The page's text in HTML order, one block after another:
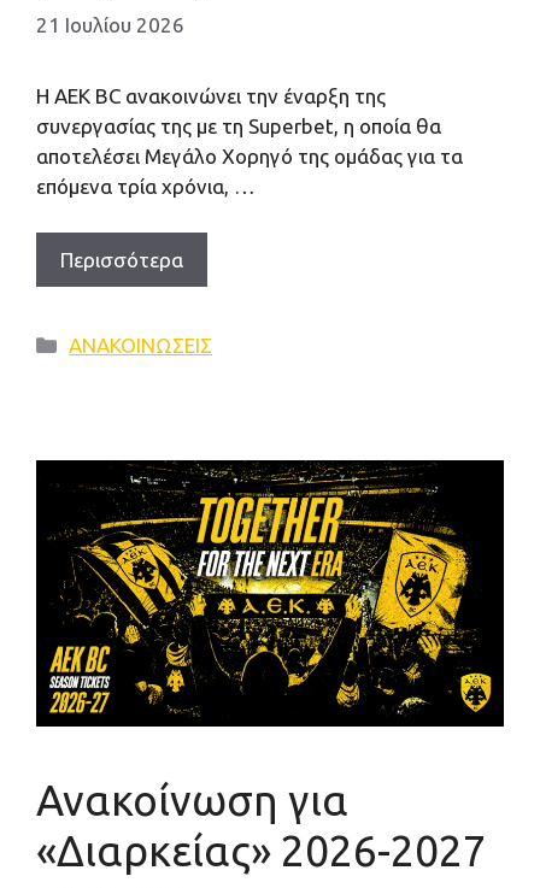
21 Ιουλίου 2026
Η ΑΕΚ BC ανακοινώνει την έναρξη της
συνεργασίας της με τη Superbet, η οποία θα
αποτελέσει Μεγάλο Χορηγό της ομάδας για τα
επόμενα τρία χρόνια, …
Περισσότερα
Κατηγορίες
ΑΝΑΚΟΙΝΩΣΕΙΣ
Ανακοίνωση για
«Διαρκείας» 2026-2027